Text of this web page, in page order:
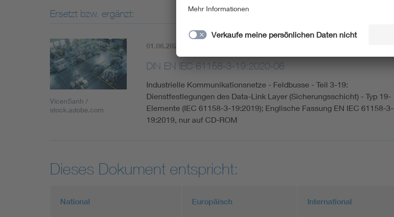
Ersetzt bzw. ergänzt:
VicenSanh /
stock.adobe.com
01.06.2020
DIN EN IEC 61158-3-19:2020-06
Industrielle Kommunikationsnetze - Feldbusse - Teil 3-19:
Dienstfestlegungen des Data-Link Layer (Sicherungsschicht) - Typ 19-
Elemente (IEC 61158-3-19:2019); Englische Fassung EN IEC 61158-3-
19:2019, nur auf CD-ROM
Dieses Dokument entspricht:
National Europäisch International